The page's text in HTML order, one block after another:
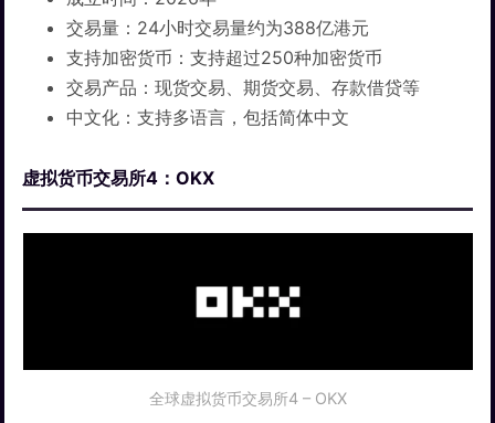
交易量：24小时交易量约为388亿港元
支持加密货币：支持超过250种加密货币
交易产品：现货交易、期货交易、存款借贷等
中文化：支持多语言，包括简体中文
虚拟货币交易所4：OKX
全球虚拟货币交易所4 – OKX